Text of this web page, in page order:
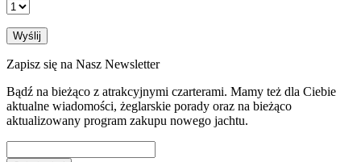
Zapisz się na Nasz Newsletter
Bądź na bieżąco z atrakcyjnymi czarterami. Mamy też dla Ciebie
aktualne wiadomości, żeglarskie porady oraz na bieżąco
aktualizowany program zakupu nowego jachtu.